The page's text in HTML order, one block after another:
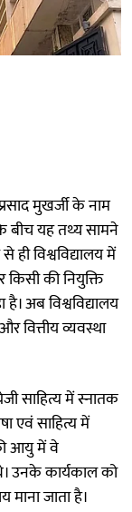
मुखर्जी के नाम
बीच यह तथ्य सामने
विश्वविद्यालय में
की नियुक्ति
अब विश्वविद्यालय
वित्तीय व्यवस्था
साहित्य में स्नातक
एवं साहित्य में
आयु में वे
उनके कार्यकाल को
माना जाता है।